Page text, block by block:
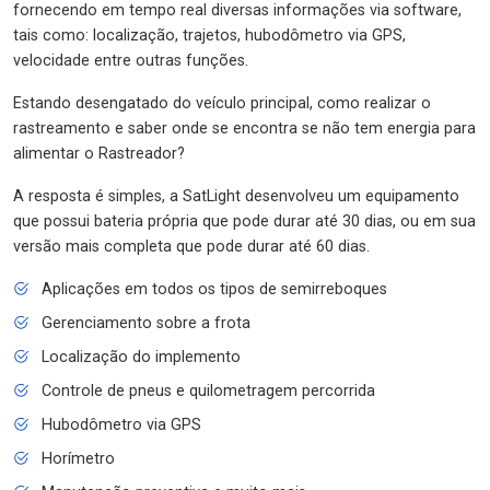
fornecendo em tempo real diversas informações via software,
tais como: localização, trajetos, hubodômetro via GPS,
velocidade entre outras funções.
Estando desengatado do veículo principal, como realizar o
rastreamento e saber onde se encontra se não tem energia para
alimentar o Rastreador?
A resposta é simples, a SatLight desenvolveu um equipamento
que possui bateria própria que pode durar até 30 dias, ou em sua
versão mais completa que pode durar até 60 dias.
Aplicações em todos os tipos de semirreboques
Gerenciamento sobre a frota
Localização do implemento
Controle de pneus e quilometragem percorrida
Hubodômetro via GPS
Horímetro